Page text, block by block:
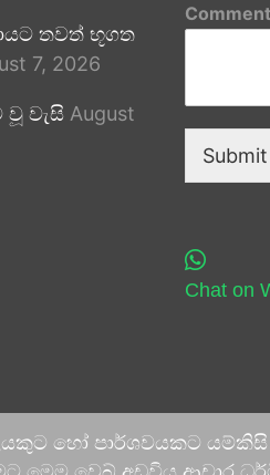
තවත් භූගත
7, 2026
වූ වැසි August
Submit
Chat on
හෝ පාර්ශවයකට